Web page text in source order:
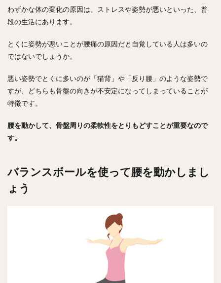
わずかな体の変化の原因は、ストレスや姿勢が悪いといった、普
段の生活にあります。
とくに姿勢が悪いことが腰痛の原因だと自覚している人は多いの
ではないでしょうか。
悪い姿勢でとくに多いのが「猫背」や「反り腰」のような姿勢で
すが、どちらも骨盤の向きが不安定になってしまっていることが
特徴です。
腰を動かして、骨盤周りの柔軟性をとりもどすことが重要なので
す。
バランスボールを使って腰を動かしまし
ょう